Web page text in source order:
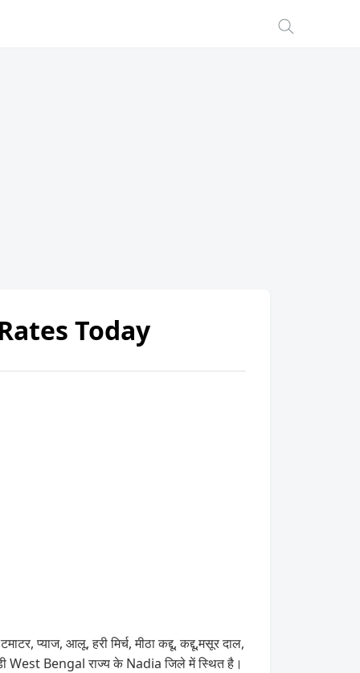
Today
प्याज, आलू, हरी मिर्च, मीठा कद्दू, कद्दू,मसूर दाल,
West Bengal राज्य के Nadia जिले में स्थित है।